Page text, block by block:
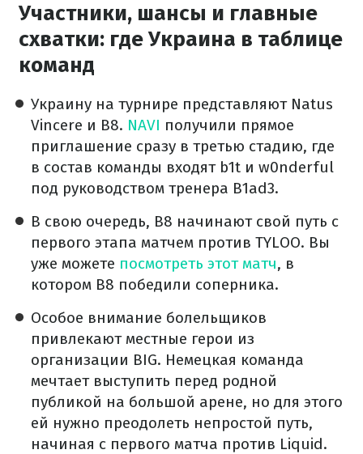
Участники, шансы и главные
схватки: где Украина в таблице
команд
Украину на турнире представляют Natus
Vincere и B8. NAVI получили прямое
приглашение сразу в третью стадию, где
в состав команды входят b1t и w0nderful
под руководством тренера B1ad3.
В свою очередь, B8 начинают свой путь с
первого этапа матчем против TYLOO. Вы
уже можете посмотреть этот матч, в
котором B8 победили соперника.
Особое внимание болельщиков
привлекают местные герои из
организации BIG. Немецкая команда
мечтает выступить перед родной
публикой на большой арене, но для этого
ей нужно преодолеть непростой путь,
начиная с первого матча против Liquid.